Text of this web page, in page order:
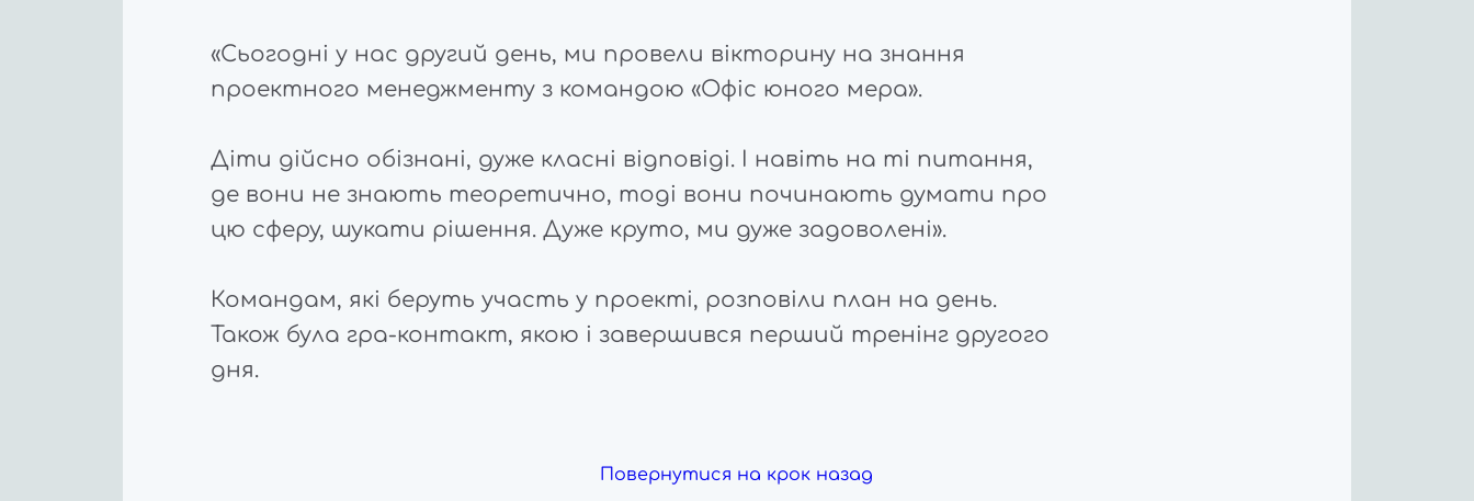
«Сьогодні у нас другий день, ми провели вікторину на знання
проектного менеджменту з командою «Офіс юного мера».
Діти дійсно обізнані, дуже класні відповіді. І навіть на ті питання,
де вони не знають теоретично, тоді вони починають думати про
цю сферу, шукати рішення. Дуже круто, ми дуже задоволені».
Командам, які беруть участь у проекті, розповіли план на день.
Також була гра-контакт, якою і завершився перший тренінг другого
дня.
Повернутися на крок назад